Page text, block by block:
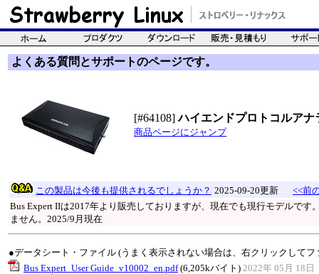
よくある質問とサポートのページです。
[#64108]ハイエンドプロトコルア
商品ページにジャンプ
この製品は今後も提供されるでしょうか？ 2025-09-20更新
<<前
Bus Expert IIは2017年より販売しておりますが、現在でも現行モデルで
ません。2025/9月現在
●データシート・ファイル (うまく表示されない場合は、右クリックして
Bus Expert_User Guide_v10002_en.pdf(6,205kバイト) 2022年 05月 18日